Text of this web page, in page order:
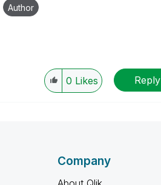
Author
0 Likes Reply
Company